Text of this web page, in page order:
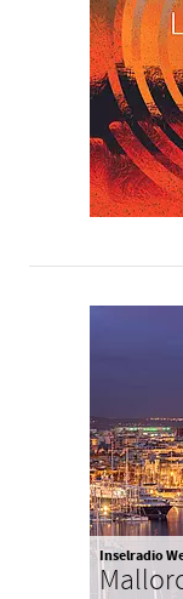
Inselradio